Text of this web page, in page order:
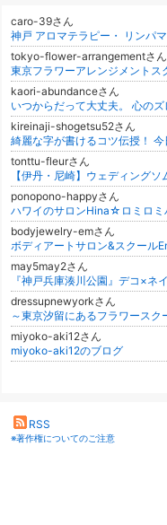
caro-39さん
tokyo-flower-arrangementさん
kaori-abundanceさん
kireinaji-shogetsu52さん
tonttu-fleurさん
ponopono-happyさん
bodyjewelry-emさん
may5may2さん
dressupnewyorkさん
miyoko-aki12さん
miyoko-aki12のブログ
RSS
※著作権についてのご注意